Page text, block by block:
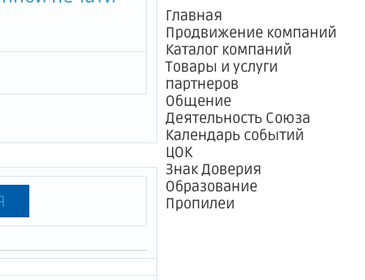
Главная
Продвижение компаний
Каталог компаний
Товары и услуги
партнеров
Общение
Деятельность Союза
Календарь событий
ЦОК
Знак Доверия
Образование
Пропилеи